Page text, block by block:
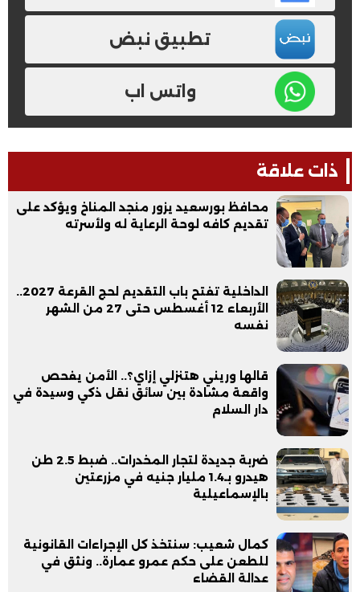
تطبيق نبض
واتس اب
ذات علاقة
محافظ بورسعيد يزور منجد المناخ ويؤكد على
تقديم كافه لوحة الرعاية له ولأسرته
الداخلية تفتح باب التقديم لحج القرعة 2027..
الأربعاء 12 أغسطس حتى 27 من الشهر
نفسه
قالها وريني هتنزلي إزاي؟.. الأمن يفحص
واقعة مشادة بين سائق نقل ذكي وسيدة في
دار السلام
ضربة جديدة لتجار المخدرات.. ضبط 2.5 طن
هيدرو بـ1.4 مليار جنيه في مزرعتين
بالإسماعيلية
كمال شعيب: سنتخذ كل الإجراءات القانونية
للطعن على حكم عمرو عمارة.. ونثق في
عدالة القضاء